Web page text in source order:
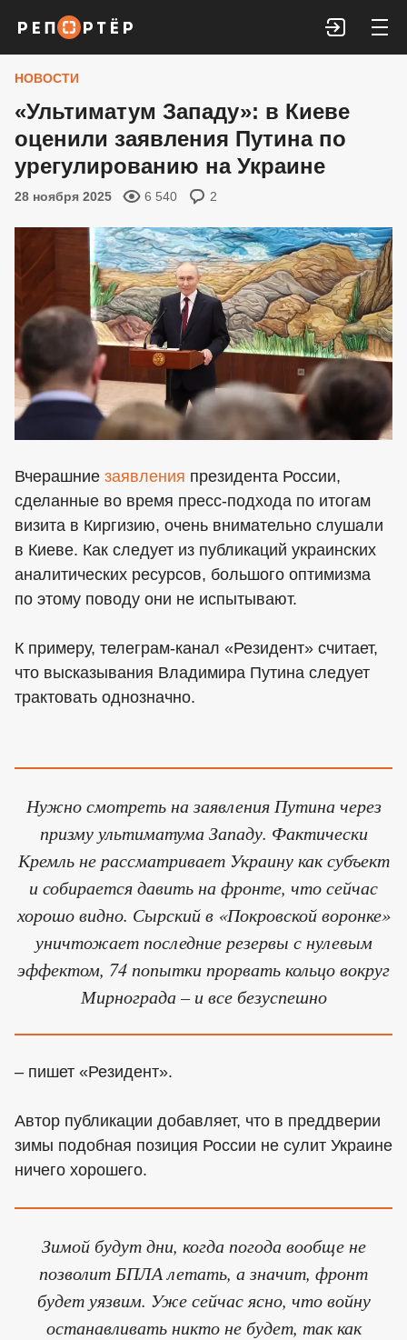
Войти
НОВОСТИ
«Ультиматум Западу»: в Киеве
оценили заявления Путина по
урегулированию на Украине
28 ноября 2025 6 540 2
Вчерашние заявления президента России,
сделанные во время пресс-подхода по итогам
визита в Киргизию, очень внимательно слушали
в Киеве. Как следует из публикаций украинских
аналитических ресурсов, большого оптимизма
по этому поводу они не испытывают.
К примеру, телеграм-канал «Резидент» считает,
что высказывания Владимира Путина следует
трактовать однозначно.
Нужно смотреть на заявления Путина через
призму ультиматума Западу. Фактически
Кремль не рассматривает Украину как субъект
и собирается давить на фронте, что сейчас
хорошо видно. Сырский в «Покровской воронке»
уничтожает последние резервы с нулевым
эффектом, 74 попытки прорвать кольцо вокруг
Мирнограда – и все безуспешно
– пишет «Резидент».
Автор публикации добавляет, что в преддверии
зимы подобная позиция России не сулит Украине
ничего хорошего.
Зимой будут дни, когда погода вообще не
позволит БПЛА летать, а значит, фронт
будет уязвим. Уже сейчас ясно, что войну
останавливать никто не будет, так как